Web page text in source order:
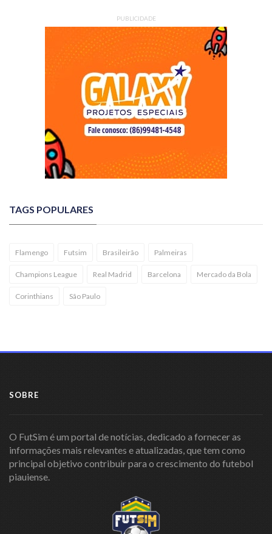
PUBLICIDADE
TAGS POPULARES
Flamengo Futsim Brasileirão Palmeiras
Champions League Real Madrid Barcelona Mercado da Bola
Corinthians São Paulo
SOBRE
O FutSim é um portal de notícias, dedicado a fornecer as
informações mais relevantes e atualizadas, que tem como
principal objetivo contribuir para o crescimento do futebol
piauiense.